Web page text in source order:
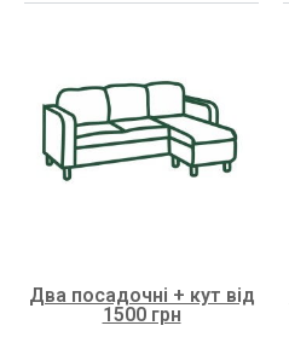
Два посадочні + кут від
1500 грн